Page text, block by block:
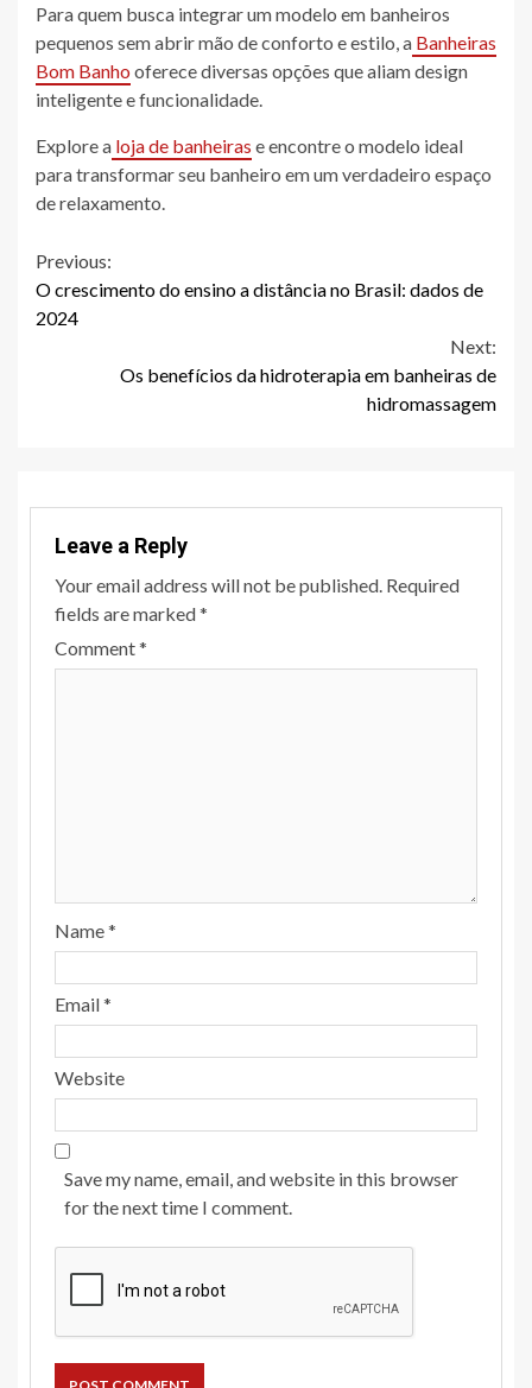
Para quem busca integrar um modelo em banheiros
pequenos sem abrir mão de conforto e estilo, a Banheiras
Bom Banho oferece diversas opções que aliam design
inteligente e funcionalidade.
Explore a loja de banheiras e encontre o modelo ideal
para transformar seu banheiro em um verdadeiro espaço
de relaxamento.
Continue
Reading
Previous:
O crescimento do ensino a distância no Brasil: dados de
2024
Next:
Os benefícios da hidroterapia em banheiras de
hidromassagem
Leave a Reply
Your email address will not be published. Required
fields are marked*
Comment*
Name*
Email*
Website
Save my name, email, and website in this browser
for the next time I comment.